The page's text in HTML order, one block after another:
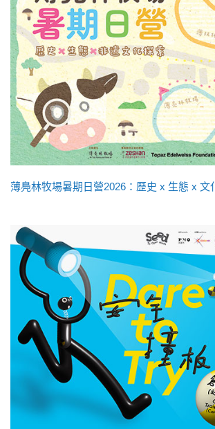
薄鳧林牧場暑期日營2026：歷史 x 生態 x 文